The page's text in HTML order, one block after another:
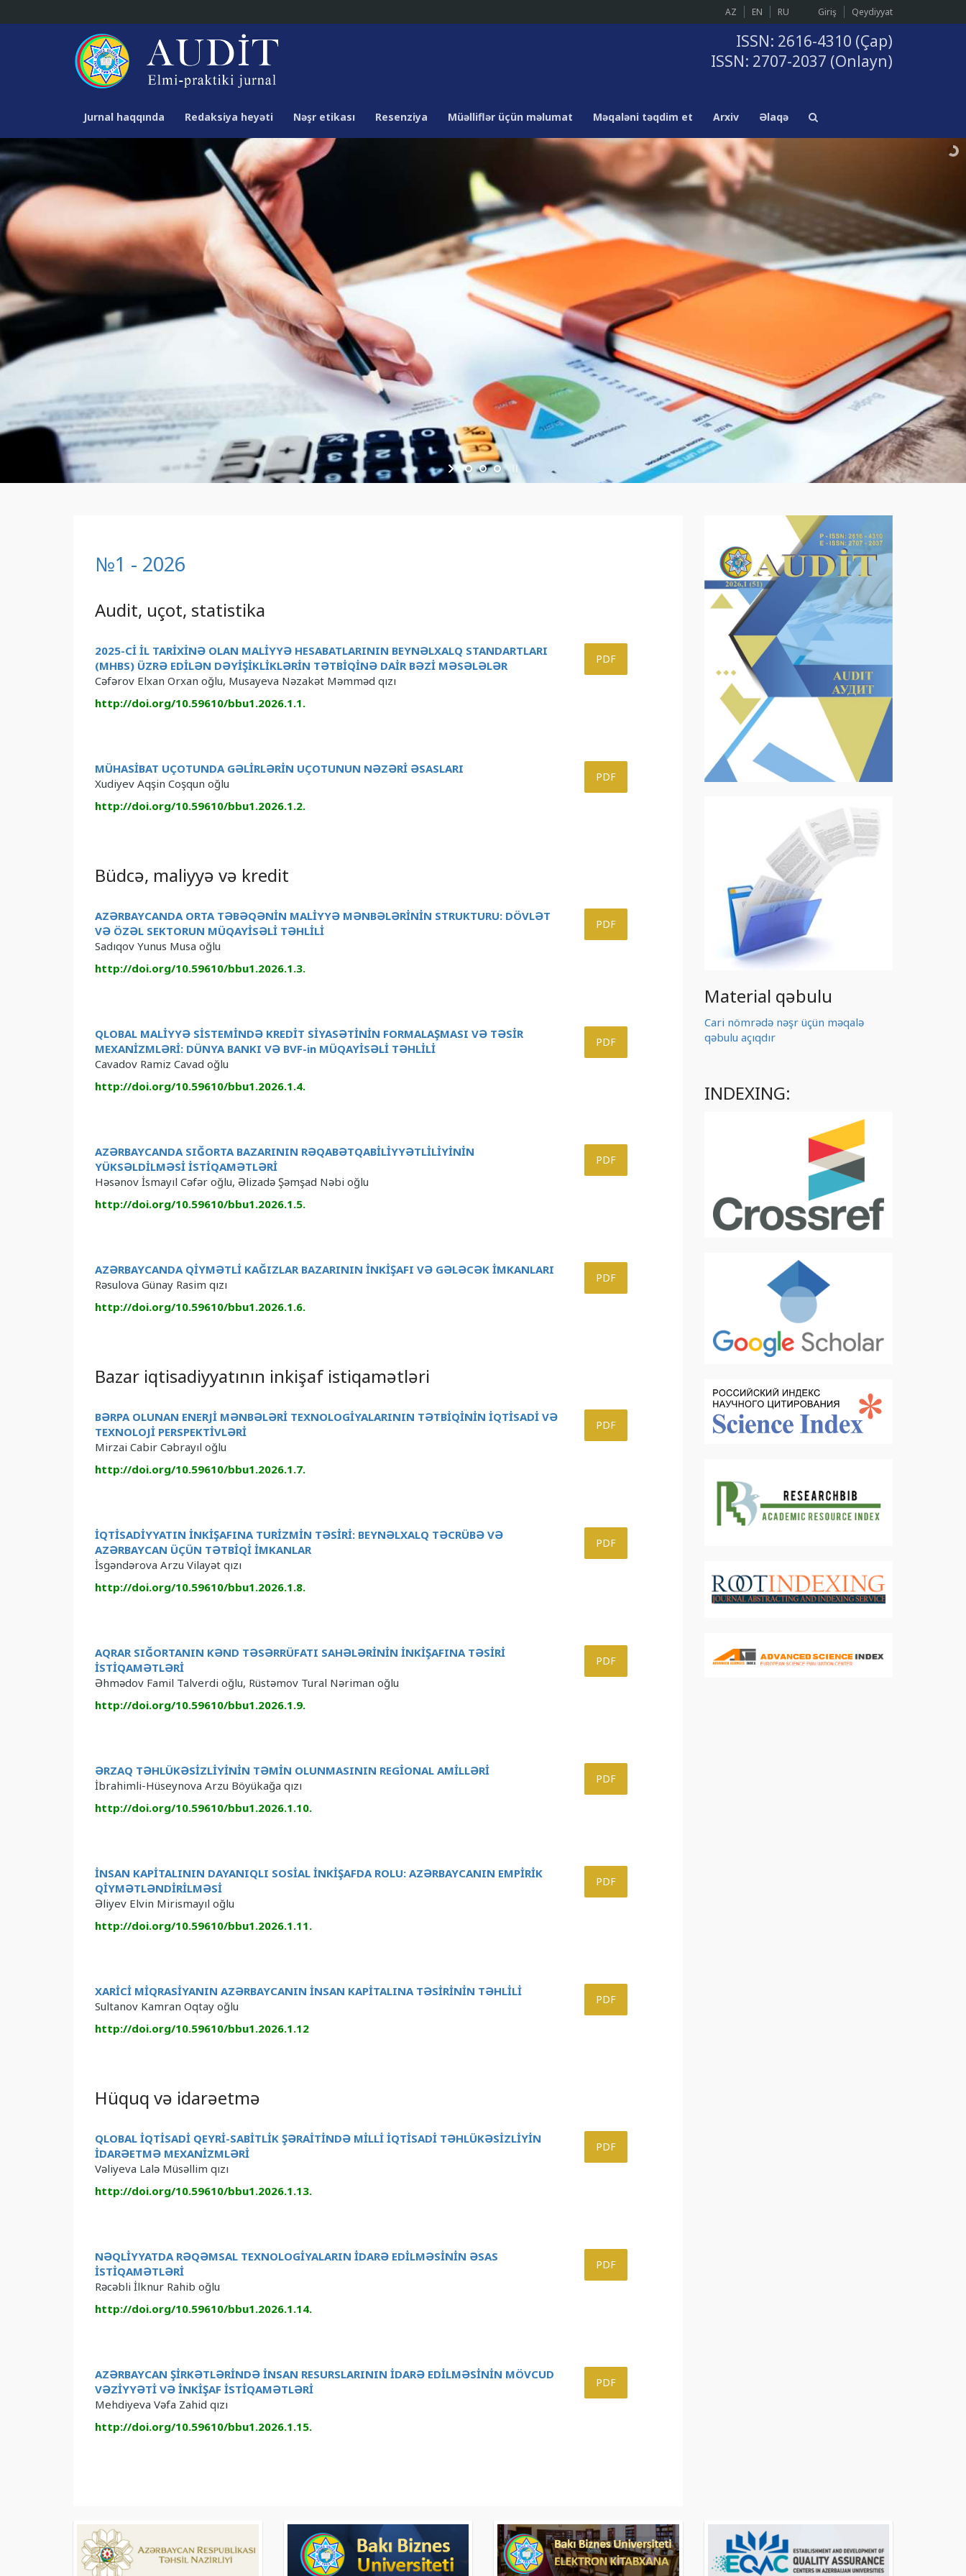
Giriş Qeydiyyat
AZ EN RU
ISSN: 2616-4310 (Çap)
ISSN: 2707-2037 (Onlayn)
Jurnal haqqında Redaksiya heyəti Nəşr etikası Resenziya Müəlliflər üçün məlumat Məqaləni təqdim et Arxiv Əlaqə
№1 - 2026
Audit, uçot, statistika
2025-Cİ İL TARİXİNƏ OLAN MALİYYƏ HESABATLARININ BEYNƏLXALQ STANDARTLARI
(MHBS) ÜZRƏ EDİLƏN DƏYİŞİKLİKLƏRİN TƏTBİQİNƏ DAİR BƏZİ MƏSƏLƏLƏR
Cəfərov Elxan Orxan oğlu, Musayeva Nəzakət Məmməd qızı
http://doi.org/10.59610/bbu1.2026.1.1.
PDF
MÜHASİBAT UÇOTUNDA GƏLİRLƏRİN UÇOTUNUN NƏZƏRİ ƏSASLARI
Xudiyev Aqşin Coşqun oğlu
http://doi.org/10.59610/bbu1.2026.1.2.
PDF
Büdcə, maliyyə və kredit
AZƏRBAYCANDA ORTA TƏBƏQƏNİN MALİYYƏ MƏNBƏLƏRİNİN STRUKTURU: DÖVLƏT
VƏ ÖZƏL SEKTORUN MÜQAYİSƏLİ TƏHLİLİ
Sadıqov Yunus Musa oğlu
http://doi.org/10.59610/bbu1.2026.1.3.
PDF
QLOBAL MALİYYƏ SİSTEMİNDƏ KREDİT SİYASƏTİNİN FORMALAŞMASI VƏ TƏSİR
MEXANİZMLƏRİ: DÜNYA BANKI VƏ BVF-in MÜQAYİSƏLİ TƏHLİLİ
Cavadov Ramiz Cavad oğlu
http://doi.org/10.59610/bbu1.2026.1.4.
PDF
AZƏRBAYCANDA SIĞORTA BAZARININ RƏQABƏTQABİLİYYƏTLİLİYİNİN
YÜKSƏLDİLMƏSİ İSTİQAMƏTLƏRİ
Həsənov İsmayıl Cəfər oğlu, Əlizadə Şəmşad Nəbi oğlu
http://doi.org/10.59610/bbu1.2026.1.5.
PDF
AZƏRBAYCANDA QİYMƏTLİ KAĞIZLAR BAZARININ İNKİŞAFI VƏ GƏLƏCƏK İMKANLARI
Rəsulova Günay Rasim qızı
http://doi.org/10.59610/bbu1.2026.1.6.
PDF
Bazar iqtisadiyyatının inkişaf istiqamətləri
BƏRPA OLUNAN ENERJİ MƏNBƏLƏRİ TEXNOLOGİYALARININ TƏTBİQİNİN İQTİSADİ VƏ
TEXNOLOJİ PERSPEKTİVLƏRİ
Mirzai Cabir Cəbrayıl oğlu
http://doi.org/10.59610/bbu1.2026.1.7.
PDF
İQTİSADİYYATIN İNKİŞAFINA TURİZMİN TƏSİRİ: BEYNƏLXALQ TƏCRÜBƏ VƏ
AZƏRBAYCAN ÜÇÜN TƏTBİQİ İMKANLAR
İsgəndərova Arzu Vilayət qızı
http://doi.org/10.59610/bbu1.2026.1.8.
PDF
AQRAR SIĞORTANIN KƏND TƏSƏRRÜFATI SAHƏLƏRİNİN İNKİŞAFINA TƏSİRİ
İSTİQAMƏTLƏRİ
Əhmədov Famil Talverdi oğlu, Rüstəmov Tural Nəriman oğlu
http://doi.org/10.59610/bbu1.2026.1.9.
PDF
ƏRZAQ TƏHLÜKƏSİZLİYİNİN TƏMİN OLUNMASININ REGİONAL AMİLLƏRİ
İbrahimli-Hüseynova Arzu Böyükağa qızı
http://doi.org/10.59610/bbu1.2026.1.10.
PDF
İNSAN KAPİTALININ DAYANIQLI SOSİAL İNKİŞAFDA ROLU: AZƏRBAYCANIN EMPİRİK
QİYMƏTLƏNDİRİLMƏSİ
Əliyev Elvin Mirismayıl oğlu
http://doi.org/10.59610/bbu1.2026.1.11.
PDF
XARİCİ MİQRASİYANIN AZƏRBAYCANIN İNSAN KAPİTALINA TƏSİRİNİN TƏHLİLİ
Sultanov Kamran Oqtay oğlu
http://doi.org/10.59610/bbu1.2026.1.12
PDF
Hüquq və idarəetmə
QLOBAL İQTİSADİ QEYRİ-SABİTLİK ŞƏRAİTİNDƏ MİLLİ İQTİSADİ TƏHLÜKƏSİZLİYİN
İDARƏETMƏ MEXANİZMLƏRİ
Vəliyeva Lalə Müsəllim qızı
http://doi.org/10.59610/bbu1.2026.1.13.
PDF
NƏQLİYYATDA RƏQƏMSAL TEXNOLOGİYALARIN İDARƏ EDİLMƏSİNİN ƏSAS
İSTİQAMƏTLƏRİ
Rəcəbli İlknur Rahib oğlu
http://doi.org/10.59610/bbu1.2026.1.14.
PDF
AZƏRBAYCAN ŞİRKƏTLƏRİNDƏ İNSAN RESURSLARININ İDARƏ EDİLMƏSİNİN MÖVCUD
VƏZİYYƏTİ VƏ İNKİŞAF İSTİQAMƏTLƏRİ
Mehdiyeva Vəfa Zahid qızı
http://doi.org/10.59610/bbu1.2026.1.15.
PDF
Material qəbulu
Cari nömrədə nəşr üçün məqalə
qəbulu açıqdır
INDEXING: